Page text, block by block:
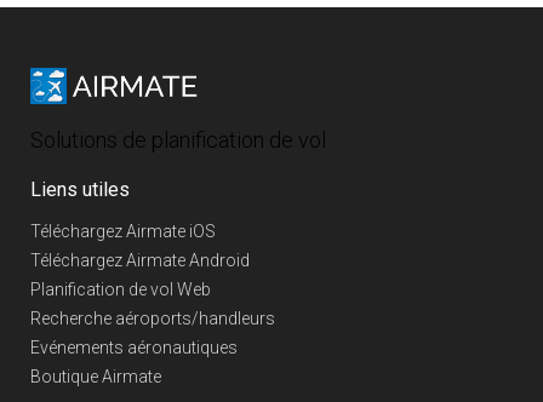
Solutions de planification de vol
Liens utiles
Téléchargez Airmate iOS
Téléchargez Airmate Android
Planification de vol Web
Recherche aéroports/handleurs
Evénements aéronautiques
Boutique Airmate